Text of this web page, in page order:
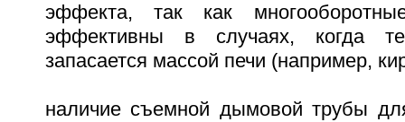
эффекта, так как
эффективны в случаях, когда
запасается массой печи (например,
наличие съемной дымовой трубы